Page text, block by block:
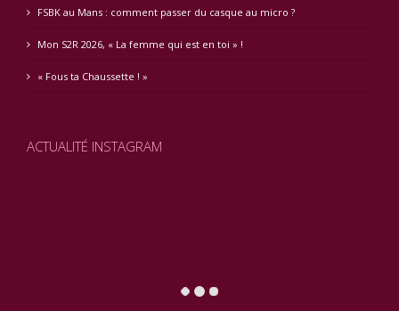
FSBK au Mans : comment passer du casque au micro ?
Mon S2R 2026, « La femme qui est en toi » !
« Fous ta Chaussette ! »
ACTUALITÉ INSTAGRAM